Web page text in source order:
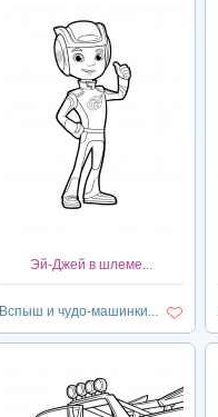
Эй-Джей в шлеме...
Вспыш и чудо-машинки...